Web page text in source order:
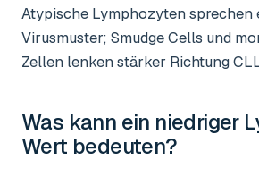
Atypische Lymphozyten sprechen
Virusmuster; Smudge Cells und
Zellen lenken stärker Richtung
Was kann ein niedriger
Wert bedeuten?